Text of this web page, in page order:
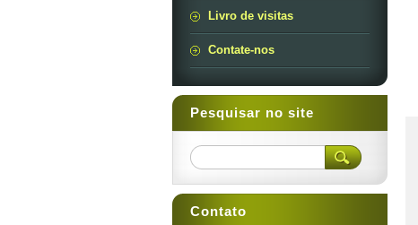
Livro de visitas
Contate-nos
Pesquisar no site
Contato